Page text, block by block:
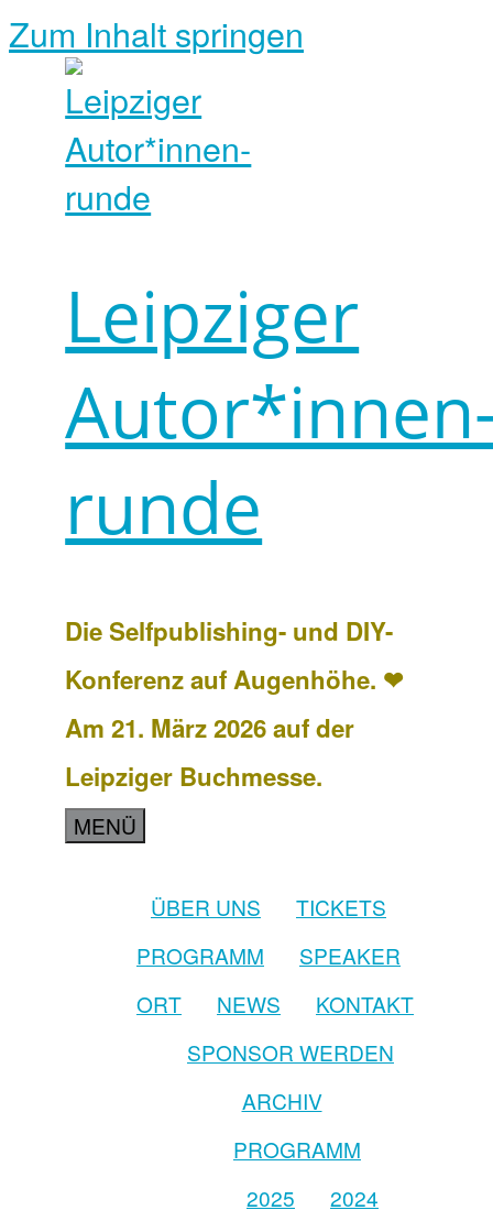
Zum Inhalt springen
Leipziger
runde
Die Selfpublishing- und DIY-
Konferenz auf Augenhöhe. ❤
Am 21. März 2026 auf der
Leipziger Buchmesse.
MENÜ
ÜBER UNS
TICKETS
PROGRAMM
SPEAKER
ORT
NEWS
KONTAKT
SPONSOR WERDEN
ARCHIV
PROGRAMM
2025
2024